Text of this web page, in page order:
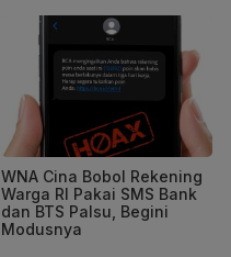
WNA Cina Bobol Rekening
Warga RI Pakai SMS Bank
dan BTS Palsu, Begini
Modusnya